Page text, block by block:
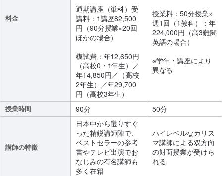
料金
通期講座（単科）受
講料：1講座82,500
円（90分授業×20回
ほかの場合）
模試費：年12,650円
（高校0・1年生）／
年14,850円／（高校
2年生）／年29,700
円（高校3年生）
授業料：50分授業×
週1回（1教科）：年
224,000円（高3難関
英語の場合）
※学年・講座により
異なる
授業時間 90分 50分
講師の特徴
日本中から選りすぐ
った精鋭講師陣で、
ベストセラーの参考
書やテレビ出演でお
なじみの有名講師も
多く在籍
ハイレベルなカリス
マ講師による双方向
の対面授業が受けら
れる